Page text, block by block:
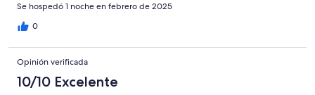
Se hospedó 1 noche en febrero de 2025
0
Opinión verificada
10/10 Excelente